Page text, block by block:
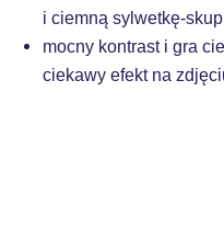
i ciemną sylwetkę-
mocny kontrast i gra
ciekawy efekt na